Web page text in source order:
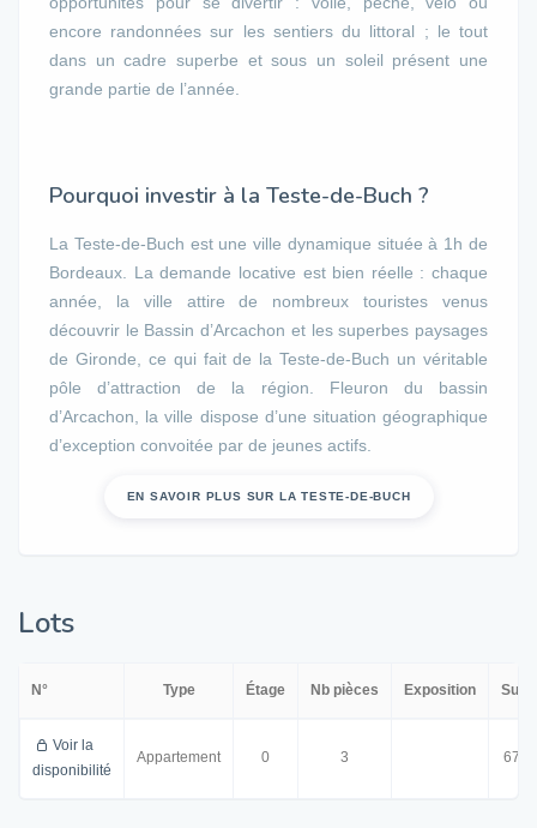
encore randonnées sur les sentiers du littoral ; le tout
dans un cadre superbe et sous un soleil présent une
grande partie de l’année.
Pourquoi investir à la Teste-de-Buch ?
La Teste-de-Buch est une ville dynamique située à 1h de
Bordeaux. La demande locative est bien réelle : chaque
année, la ville attire de nombreux touristes venus
découvrir le Bassin d’Arcachon et les superbes paysages
de Gironde, ce qui fait de la Teste-de-Buch un véritable
pôle d’attraction de la région. Fleuron du bassin
d’Arcachon, la ville dispose d’une situation géographique
d’exception convoitée par de jeunes actifs.
EN SAVOIR PLUS SUR LA TESTE-DE-BUCH
Lots
N° Type Étage Nb pièces Exposition
Voir la
disponibilité
Appartement 0 3 67.5